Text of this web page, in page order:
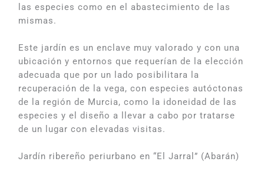
las especies como en el abastecimiento de las
mismas.
Este jardín es un enclave muy valorado y con una
ubicación y entornos que requerían de la elección
adecuada que por un lado posibilitara la
recuperación de la vega, con especies autóctonas
de la región de Murcia, como la idoneidad de las
especies y el diseño a llevar a cabo por tratarse
de un lugar con elevadas visitas.
Jardín ribereño periurbano en “El Jarral” (Abarán)